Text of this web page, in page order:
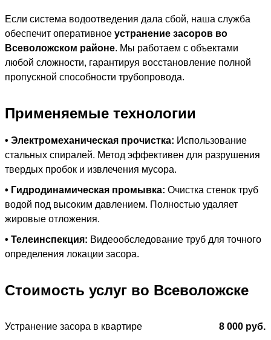
Видео
диагностика
посторонний
Если система водоотведения дала сбой, наша служба
обеспечит оперативное устранение засоров во
Всеволожском районе. Мы работаем с объектами
любой сложности, гарантируя восстановление полной
пропускной способности трубопровода.
Применяемые технологии
• Электромеханическая прочистка: Использование
стальных спиралей. Метод эффективен для разрушения
твердых пробок и извлечения мусора.
• Гидродинамическая промывка: Очистка стенок труб
водой под высоким давлением. Полностью удаляет
жировые отложения.
• Телеинспекция: Видеообследование труб для точного
определения локации засора.
Стоимость услуг во Всеволожске
Устранение засора в квартире 8 000 руб.